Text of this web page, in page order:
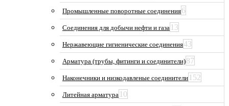
Промышленные поворотные соединения6
Соединения для добычи нефти и газа 13
Нержавеющие гигиенические соединения43
Арматура (трубы, фитинги и соединители)87
Наконечники и низкодавленые соединители 152
Литейная арматура 10